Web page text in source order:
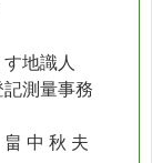
す地識人
測量事務
中 秋 夫